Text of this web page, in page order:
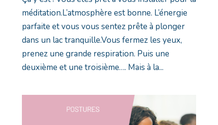
méditation.L’atmosphère est bonne. L’énergie
parfaite et vous vous sentez prête à plonger
dans un lac tranquille.Vous fermez les yeux,
prenez une grande respiration. Puis une
deuxième et une troisième…. Mais à la...